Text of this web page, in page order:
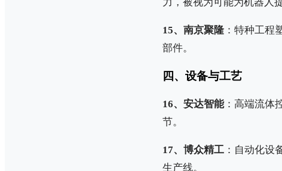
15、南京聚隆 ：特种工程
部件。
四、设备与工艺
16、安达智能：高端流体
节。
17、博众精工 ：自动化设
生产线。